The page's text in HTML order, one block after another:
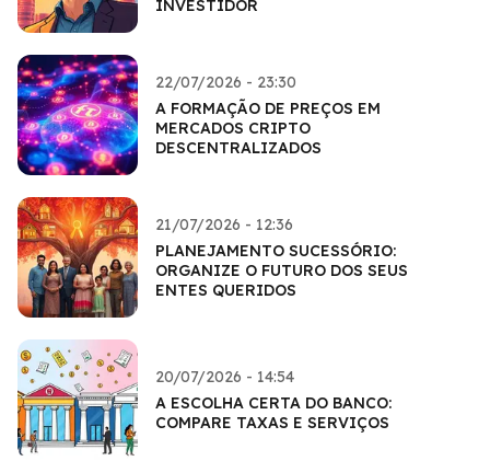
INVESTIDOR
22/07/2026 - 23:30
A FORMAÇÃO DE PREÇOS EM
MERCADOS CRIPTO
DESCENTRALIZADOS
21/07/2026 - 12:36
PLANEJAMENTO SUCESSÓRIO:
ORGANIZE O FUTURO DOS SEUS
ENTES QUERIDOS
20/07/2026 - 14:54
A ESCOLHA CERTA DO BANCO:
COMPARE TAXAS E SERVIÇOS